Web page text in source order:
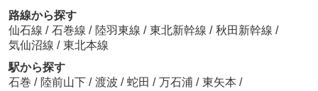
路線から探す
仙石線 / 石巻線 / 陸羽東線 / 東北新幹線 / 秋田新幹線 /
気仙沼線 / 東北本線
駅から探す
石巻 / 陸前山下 / 渡波 / 蛇田 / 万石浦 / 東矢本 /